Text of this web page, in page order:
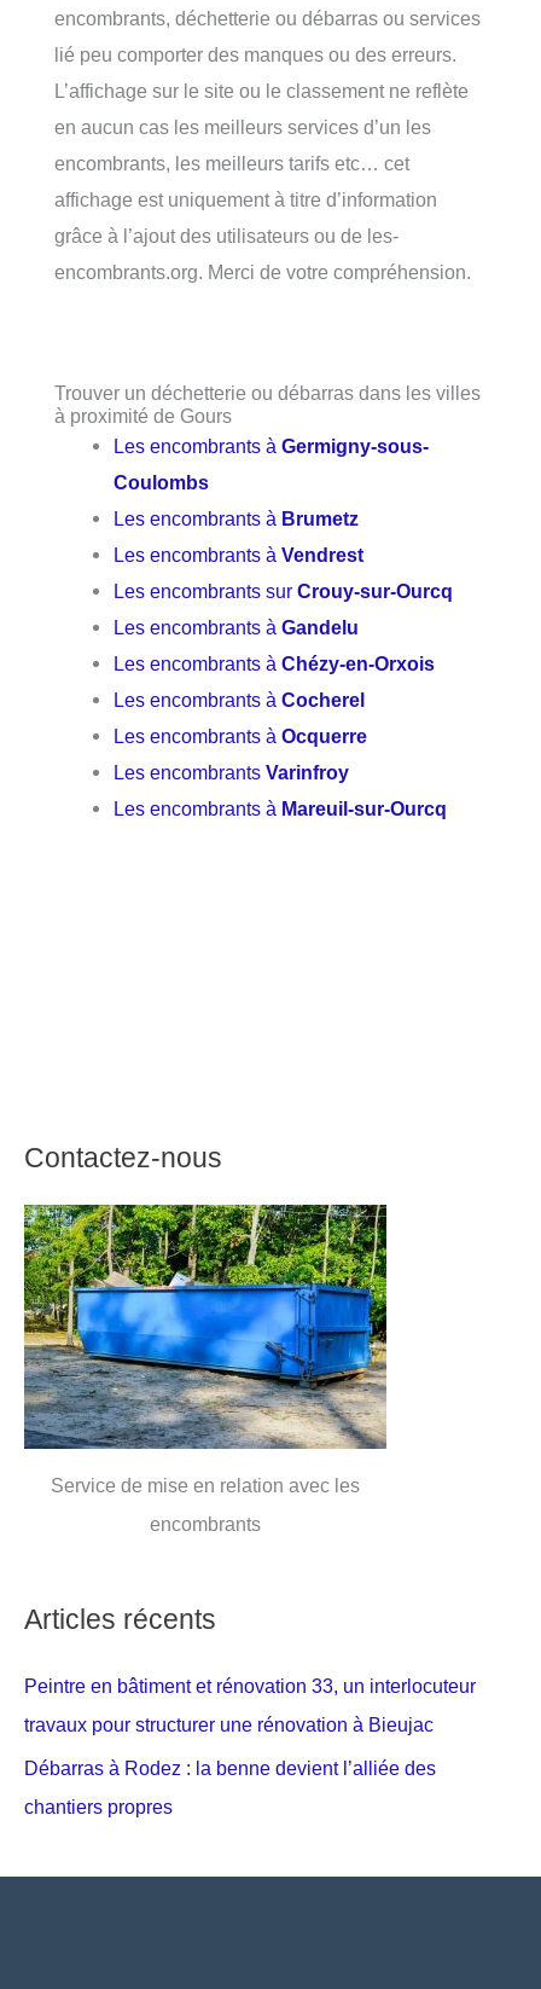
encombrants, déchetterie ou débarras ou services
lié peu comporter des manques ou des erreurs.
L’affichage sur le site ou le classement ne reflète
en aucun cas les meilleurs services d’un les
encombrants, les meilleurs tarifs etc… cet
affichage est uniquement à titre d’information
grâce à l’ajout des utilisateurs ou de les-
encombrants.org. Merci de votre compréhension.
Trouver un déchetterie ou débarras dans les villes
à proximité de Gours
Les encombrants àGermigny-sous-
Coulombs
Les encombrants à Brumetz
Les encombrants àVendrest
Les encombrants surCrouy-sur-Ourcq
Les encombrants àGandelu
Les encombrants àChézy-en-Orxois
Les encombrants àCocherel
Les encombrants àOcquerre
Les encombrantsVarinfroy
Les encombrants à Mareuil-sur-Ourcq
Contactez-nous
Service de mise en relation avec les
encombrants
Articles récents
Peintre en bâtiment et rénovation 33, un interlocuteur
travaux pour structurer une rénovation à Bieujac
Débarras à Rodez : la benne devient l’alliée des
chantiers propres